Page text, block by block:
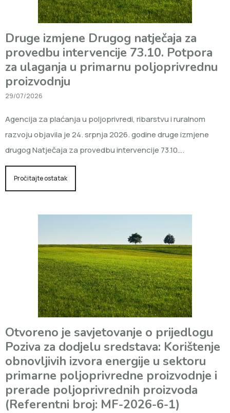
Druge izmjene Drugog natječaja za
provedbu intervencije 73.10. Potpora
za ulaganja u primarnu poljoprivrednu
proizvodnju
29/07/2026
Agencija za plaćanja u poljoprivredi, ribarstvu i ruralnom
razvoju objavila je 24. srpnja 2026. godine druge izmjene
drugog Natječaja za provedbu intervencije 73.10….
Pročitajte ostatak
Otvoreno je savjetovanje o prijedlogu
Poziva za dodjelu sredstava: Korištenje
obnovljivih izvora energije u sektoru
primarne poljoprivredne proizvodnje i
prerade poljoprivrednih proizvoda
(Referentni broj: MF-2026-6-1)